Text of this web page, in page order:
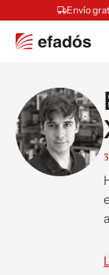
Envío